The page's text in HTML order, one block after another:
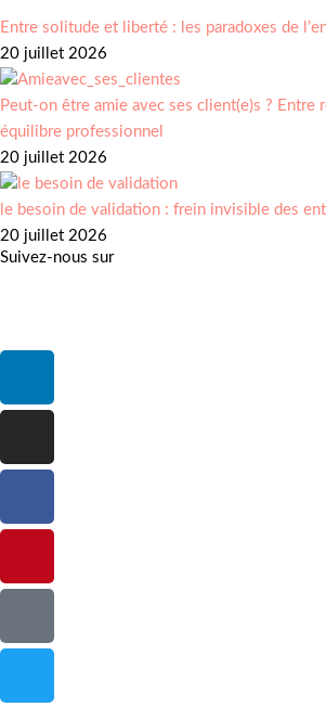
Entre solitude et liberté : les paradoxes de
20 juillet 2026
Peut-on être amie avec ses client(e)s ? Entre
équilibre professionnel
20 juillet 2026
le besoin de validation : frein invisible des
20 juillet 2026
Suivez-nous sur